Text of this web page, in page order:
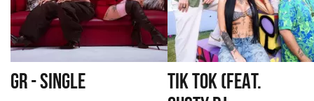
GR - SINGLE
TIK TOK (FEAT.